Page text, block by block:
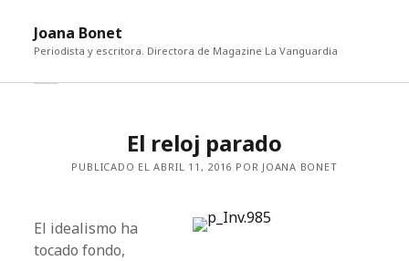
Joana Bonet
Periodista y escritora. Directora de Magazine La Vanguardia
El reloj parado
PUBLICADO EL ABRIL 11, 2016 POR JOANA BONET
El idealismo ha
tocado fondo,